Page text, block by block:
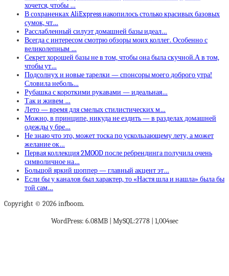
хочется, чтобы …
В сохраненках AliExpress накопилось столько красивых базовых
сумок, чт…
Расслабленный силуэт домашней базы идеал…
Всегда с интересом смотрю обзоры моих коллег. Особенно с
великолепным …
Секрет хорошей базы не в том, чтобы она была скучной.А в том,
чтобы ут…
Подсолнух и новые тарелки — спонсоры моего доброго утра!
Словила неболь…
Рубашка с короткими рукавами — идеальная…
Так и живем …
Лето — время для смелых стилистических м…
Можно, в принципе, никуда не ездить — в разделах домашней
одежды у бре…
Не знаю что это, может тоска по ускользающему лету, а может
желание ок…
Первая коллекция 2MOOD после ребрендинга получила очень
символичное на…
Большой яркий шоппер — главный акцент эт…
Если бы у каналов был характер, то «Настя шла и нашла» была бы
той сам…
Copyright © 2026 infboom.
WordPress: 6.08MB | MySQL:2778 | 1,004sec